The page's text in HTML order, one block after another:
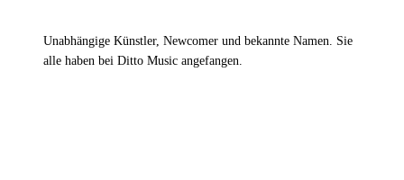
Unabhängige Künstler, Newcomer und bekannte Namen. Sie
alle haben bei Ditto Music angefangen.